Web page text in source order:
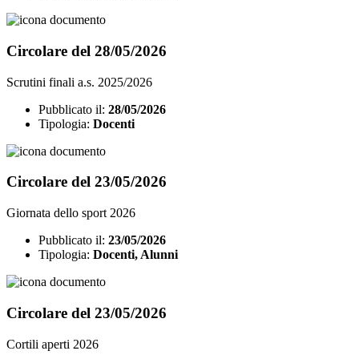
Circolare del 28/05/2026
Scrutini finali a.s. 2025/2026
Pubblicato il: 28/05/2026
Tipologia: Docenti
Circolare del 23/05/2026
Giornata dello sport 2026
Pubblicato il: 23/05/2026
Tipologia: Docenti, Alunni
Circolare del 23/05/2026
Cortili aperti 2026